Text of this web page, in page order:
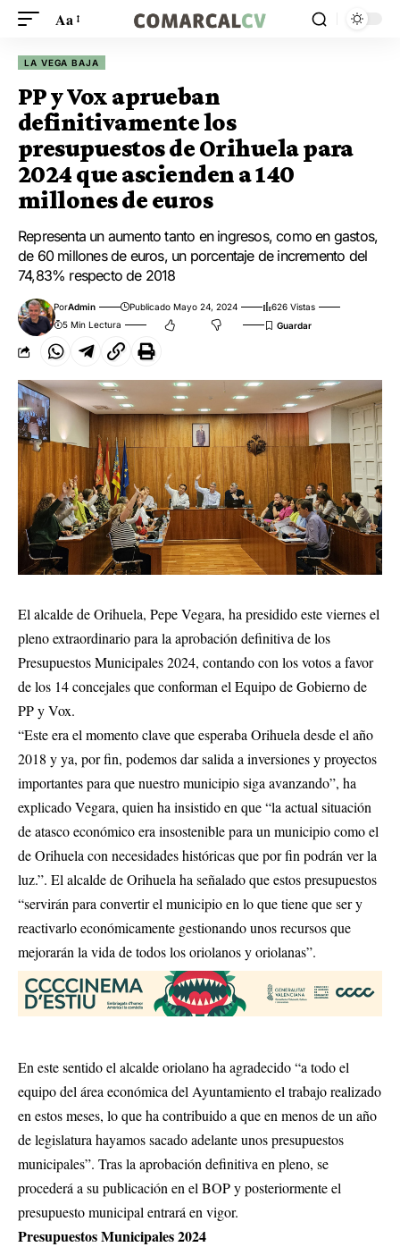
Aa
LA VEGA BAJA
PP y Vox aprueban
definitivamente los
presupuestos de Orihuela para
2024 que ascienden a 140
millones de euros
Representa un aumento tanto en ingresos, como en gastos,
de 60 millones de euros, un porcentaje de incremento del
74,83% respecto de 2018
PorAdmin Publicado Mayo 24, 2024
626 Vistas
5 Min Lectura
El alcalde de Orihuela, Pepe Vegara, ha presidido este viernes el
pleno extraordinario para la aprobación definitiva de los
Presupuestos Municipales 2024, contando con los votos a favor
de los 14 concejales que conforman el Equipo de Gobierno de
PP y Vox.
“Este era el momento clave que esperaba Orihuela desde el año
2018 y ya, por fin, podemos dar salida a inversiones y proyectos
importantes para que nuestro municipio siga avanzando”, ha
explicado Vegara, quien ha insistido en que “la actual situación
de atasco económico era insostenible para un municipio como el
de Orihuela con necesidades históricas que por fin podrán ver la
luz.”. El alcalde de Orihuela ha señalado que estos presupuestos
“servirán para convertir el municipio en lo que tiene que ser y
reactivarlo económicamente gestionando unos recursos que
mejorarán la vida de todos los oriolanos y oriolanas”.
En este sentido el alcalde oriolano ha agradecido “a todo el
equipo del área económica del Ayuntamiento el trabajo realizado
en estos meses, lo que ha contribuido a que en menos de un año
de legislatura hayamos sacado adelante unos presupuestos
municipales”. Tras la aprobación definitiva en pleno, se
procederá a su publicación en el BOP y posteriormente el
presupuesto municipal entrará en vigor.
Presupuestos Municipales 2024